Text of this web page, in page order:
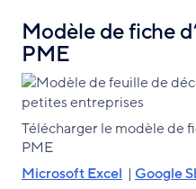
Modèle de fiche
PME
Télécharger le modèle de
PME
Microsoft Excel | Google